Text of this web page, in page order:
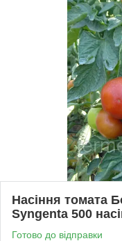
Насіння томата
Syngenta 500
Готово до відправки